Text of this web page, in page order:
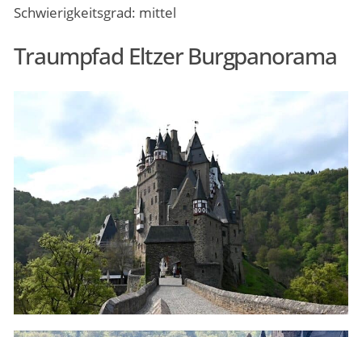
Schwierigkeitsgrad: mittel
Traumpfad Eltzer Burgpanorama